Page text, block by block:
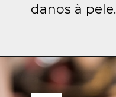
danos à pele.